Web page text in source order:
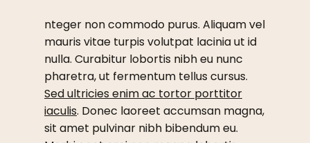
nteger non commodo purus. Aliquam vel
mauris vitae turpis volutpat lacinia ut id
nulla. Curabitur lobortis nibh eu nunc
pharetra, ut fermentum tellus cursus.
Sed ultricies enim ac tortor porttitor
iaculis. Donec laoreet accumsan magna,
sit amet pulvinar nibh bibendum eu.